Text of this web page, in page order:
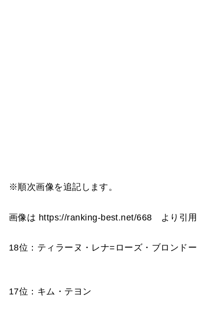
※順次画像を追記します。
画像は https://ranking-best.net/668 より引用
18位：ティラーヌ・レナ=ローズ・ブロンドー
17位：キム・テヨン